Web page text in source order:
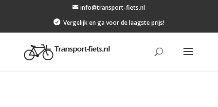
info@transport-fiets.nl
 Vergelijk en ga voor de laagste prijs!